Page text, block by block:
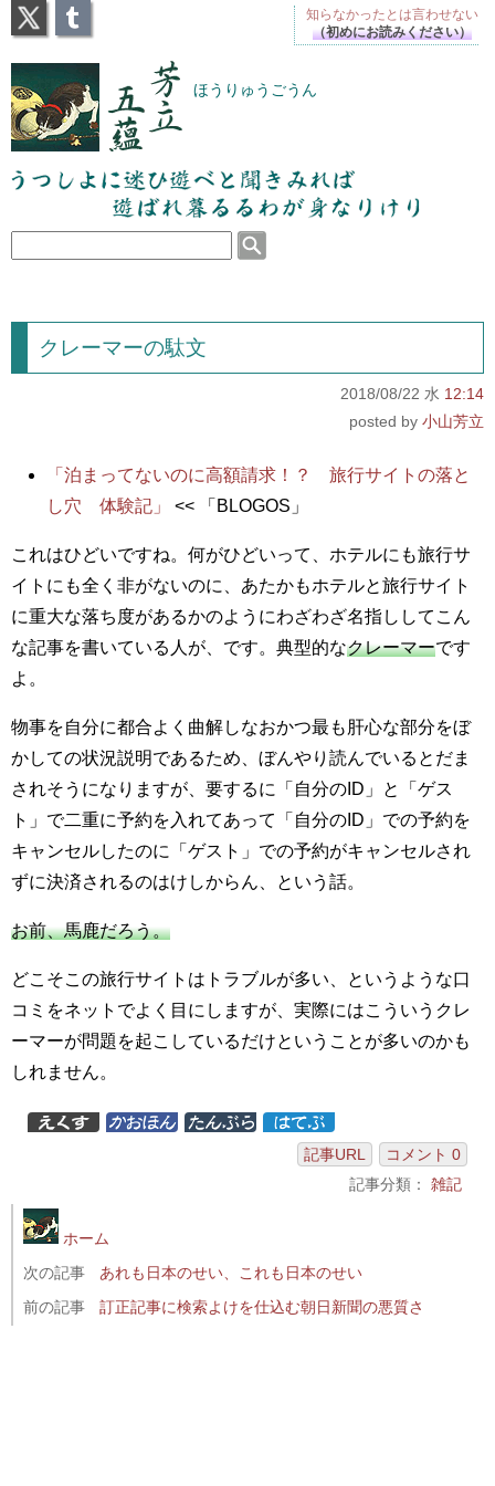
芳立五蘊 ほうりゅうごうん
うつしよに迷ひ遊べと聞きみれば遊ばれ暮るるわが
身なりけり
クレーマーの駄文
2018/08/22 水 12:14
小山芳立
「泊まってないのに高額請求！？ 旅行サイトの落と
し穴 体験記」
<< 「BLOGOS」
これはひどいですね。何がひどいって、ホテルにも旅行サ
イトにも全く非がないのに、あたかもホテルと旅行サイト
に重大な落ち度があるかのようにわざわざ名指ししてこん
な記事を書いている人が、です。典型的なクレーマーです
よ。
物事を自分に都合よく曲解しなおかつ最も肝心な部分をぼ
かしての状況説明であるため、ぼんやり読んでいるとだま
されそうになりますが、要するに「自分のID」と「ゲス
ト」で二重に予約を入れてあって「自分のID」での予約を
キャンセルしたのに「ゲスト」での予約がキャンセルされ
ずに決済されるのはけしからん、という話。
お前、馬鹿だろう。
どこそこの旅行サイトはトラブルが多い、というような口
コミをネットでよく目にしますが、実際にはこういうクレ
ーマーが問題を起こしているだけということが多いのかも
しれません。
記事URL
コメント 0
記事分類： 雑記
ホーム
次の記事
あれも日本のせい、これも日本のせい
前の記事
訂正記事に検索よけを仕込む朝日新聞の悪質さ
知らなかったとは言わせない
（初めにお読みください）
X Tumblr